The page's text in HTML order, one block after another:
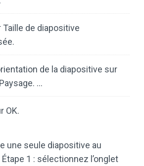
Taille de diapositive
de la diapositive sur
…
OK.
une seule diapositive au
1 : sélectionnez l’onglet